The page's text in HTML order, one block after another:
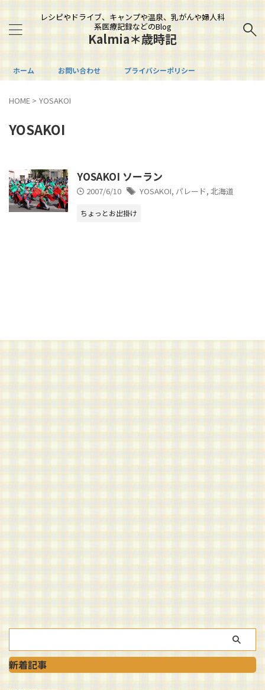
レシピやドライブ、キャンプや温泉、乳がんや婦人科
系医療記録などのBlog
Kalmia＊歳時記
ホーム お問い合わせ プライバシーポリシー
HOME > YOSAKOI
YOSAKOI
YOSAKOI ソーラン
2007/6/10 YOSAKOI, パレード, 北海道
ちょっとお出掛け
新着記事